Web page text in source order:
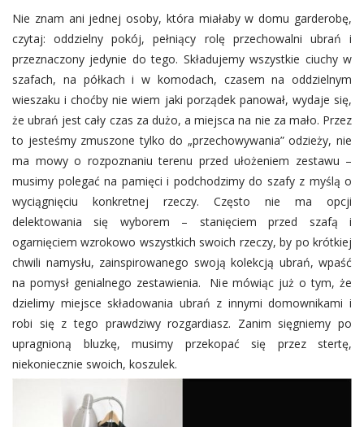
Nie znam ani jednej osoby, która miałaby w domu garderobę,
czytaj: oddzielny pokój, pełniący rolę przechowalni ubrań i
przeznaczony jedynie do tego. Składujemy wszystkie ciuchy w
szafach, na półkach i w komodach, czasem na oddzielnym
wieszaku i choćby nie wiem jaki porządek panował, wydaje się,
że ubrań jest cały czas za dużo, a miejsca na nie za mało. Przez
to jesteśmy zmuszone tylko do „przechowywania” odzieży, nie
ma mowy o rozpoznaniu terenu przed ułożeniem zestawu –
musimy polegać na pamięci i podchodzimy do szafy z myślą o
wyciągnięciu konkretnej rzeczy. Często nie ma opcji
delektowania się wyborem – stanięciem przed szafą i
ogarnięciem wzrokowo wszystkich swoich rzeczy, by po krótkiej
chwili namysłu, zainspirowanego swoją kolekcją ubrań, wpaść
na pomysł genialnego zestawienia. Nie mówiąc już o tym, że
dzielimy miejsce składowania ubrań z innymi domownikami i
robi się z tego prawdziwy rozgardiasz. Zanim sięgniemy po
upragnioną bluzkę, musimy przekopać się przez stertę,
niekoniecznie swoich, koszulek.